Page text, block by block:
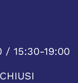
/ 15:30-19:00
CHIUSI